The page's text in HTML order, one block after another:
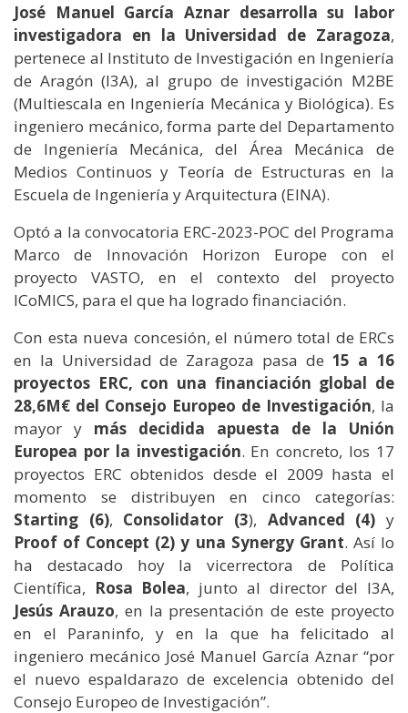
José Manuel García Aznar desarrolla su labor
investigadora en la Universidad de Zaragoza,
pertenece al Instituto de Investigación en Ingeniería
de Aragón (I3A), al grupo de investigación M2BE
(Multiescala en Ingeniería Mecánica y Biológica). Es
ingeniero mecánico, forma parte del Departamento
de Ingeniería Mecánica, del Área Mecánica de
Medios Continuos y Teoría de Estructuras en la
Escuela de Ingeniería y Arquitectura (EINA).
Optó a la convocatoria ERC-2023-POC del Programa
Marco de Innovación Horizon Europe con el
proyecto VASTO, en el contexto del proyecto
ICoMICS, para el que ha logrado financiación.
Con esta nueva concesión, el número total de ERCs
en la Universidad de Zaragoza pasa de 15 a 16
proyectos ERC, con una financiación global de
28,6M€ del Consejo Europeo de Investigación, la
mayor y más decidida apuesta de la Unión
Europea por la investigación. En concreto, los 17
proyectos ERC obtenidos desde el 2009 hasta el
momento se distribuyen en cinco categorías:
Starting (6), Consolidator (3), Advanced (4) y
Proof of Concept (2) y una Synergy Grant. Así lo
ha destacado hoy la vicerrectora de Política
Científica, Rosa Bolea, junto al director del I3A,
Jesús Arauzo, en la presentación de este proyecto
en el Paraninfo, y en la que ha felicitado al
ingeniero mecánico José Manuel García Aznar “por
el nuevo espaldarazo de excelencia obtenido del
Consejo Europeo de Investigación”.